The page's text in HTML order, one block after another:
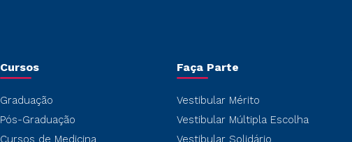
Cursos
Graduação
Pós-Graduação
Cursos de Medicina
Faça Parte
Vestibular Mérito
Vestibular Múltipla Escolha
Vestibular Solidário